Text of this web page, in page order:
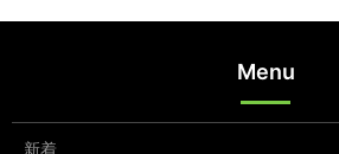
Menu
新着